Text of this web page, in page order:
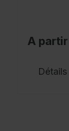
A
Détails